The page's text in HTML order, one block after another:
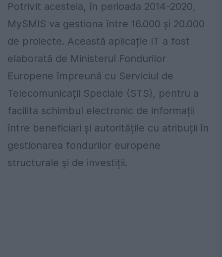
Potrivit acesteia, în perioada 2014-2020,
MySMIS va gestiona între 16.000 și 20.000
de proiecte. Această aplicație IT a fost
elaborată de Ministerul Fondurilor
Europene împreună cu Serviciul de
Telecomunicații Speciale (STS), pentru a
facilita schimbul electronic de informații
între beneficiari și autoritățile cu atribuții în
gestionarea fondurilor europene
structurale și de investiții.